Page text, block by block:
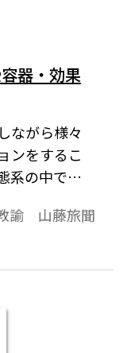
器・効果
ながら様々
ンをするこ
系の中での
せて紹介し
諭 山藤旅聞